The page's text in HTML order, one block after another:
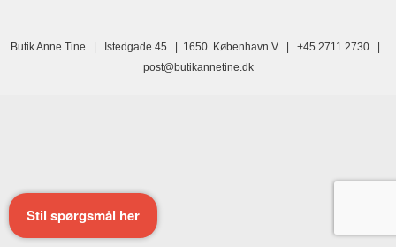
Butik Anne Tine | Istedgade 45 | 1650 København V | +45 2711 2730 |
post@butikannetine.dk
Stil spørgsmål her